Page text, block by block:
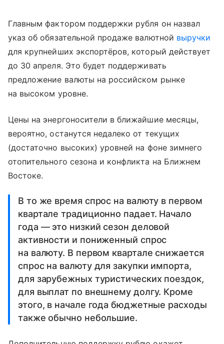
Главным фактором поддержки рубля он назвал
указ об обязательной продаже валютной выручки
для крупнейших экспортёров, который действует
до 30 апреля. Это будет поддерживать
предложение валюты на российском рынке
на высоком уровне.
Цены на энергоносители в ближайшие месяцы,
вероятно, останутся недалеко от текущих
(достаточно высоких) уровней на фоне зимнего
отопительного сезона и конфликта на Ближнем
Востоке.
В то же время спрос на валюту в первом
квартале традиционно падает. Начало
года — это низкий сезон деловой
активности и пониженный спрос
на валюту. В первом квартале снижается
спрос на валюту для закупки импорта,
для зарубежных туристических поездок,
для выплат по внешнему долгу. Кроме
этого, в начале года бюджетные расходы
также обычно небольшие.